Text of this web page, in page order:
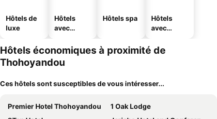
Hôtels de
luxe
Hôtels
avec
Hôtels spa
Hôtels
avec
Hôtels économiques à proximité de
Thohoyandou
Ces hôtels sont susceptibles de vous intéresser...
Premier Hotel Thohoyandou
1 Oak Lodge